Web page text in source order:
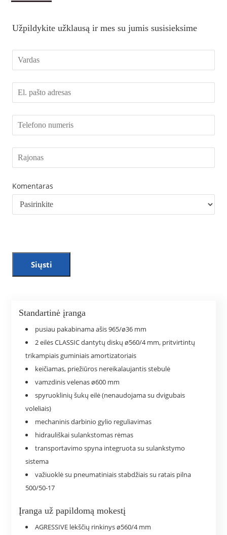
Užpildykite užklausą ir mes su jumis susisieksime
Komentaras
Siųsti
Standartinė įranga
pusiau pakabinama ašis 965/ø36 mm
2 eilės CLASSIC dantytų diskų ø560/4 mm, pritvirtintų
trikampiais guminiais amortizatoriais
keičiamas, priežiūros nereikalaujantis stebulė
vamzdinis velenas ø600 mm
spyruoklinių šukų eilė (nenaudojama su dvigubais
voleliais)
mechaninis darbinio gylio reguliavimas
hidrauliškai sulankstomas rėmas
transportavimo spyna integruota su sulankstymo
sistema
važiuoklė su pneumatiniais stabdžiais su ratais pilna
500/50-17
Įranga už papildomą mokestį
AGRESSIVE lėkščių rinkinys ø560/4 mm